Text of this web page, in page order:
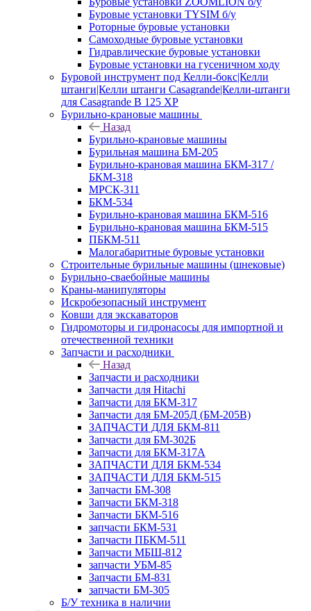
Буровые установки TYSIM б/у
Роторные буровые установки
Самоходные буровые установки
Гидравлические буровые установки
Буровые установки на гусеничном ходу
Буровой инструмент под Келли-бокс|Келли
штанги|Келли штанги Casagrande|Келли-штанги
для Casagrande B 125 XP
Бурильно-крановые машины
Назад
Бурильно-крановые машины
Бурильная машина БМ-205
Бурильно-крановая машина БКМ-317 /
БКМ-318
МРСК-311
БКМ-534
Бурильно-крановая машина БКМ-516
Бурильно-крановая машина БКМ-515
ПБКМ-511
Малогабаритные буровые установки
Строительные бурильные машины (шнековые)
Бурильно-сваебойные машины
Краны-манипуляторы
Искробезопасный инструмент
Ковши для экскаваторов
Гидромоторы и гидронасосы для импортной и
отечественной техники
Запчасти и расходники
Назад
Запчасти и расходники
Запчасти для Hitachi
Запчасти для БКМ-317
Запчасти для БМ-205Д (БМ-205В)
ЗАПЧАСТИ ДЛЯ БКМ-811
Запчасти для БМ-302Б
Запчасти для БКМ-317А
ЗАПЧАСТИ ДЛЯ БКМ-534
ЗАПЧАСТИ ДЛЯ БКМ-515
Запчасти БМ-308
Запчасти БКМ-318
Запчасти БКМ-516
запчасти БКМ-531
Запчасти ПБКМ-511
Запчасти МБШ-812
запчасти УБМ-85
Запчасти БМ-831
запчасти БМ-305
Б/У техника в наличии